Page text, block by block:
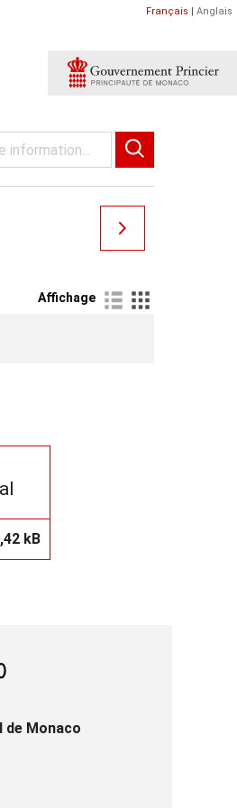
Français | Anglais
Affichage
kB
de Monaco